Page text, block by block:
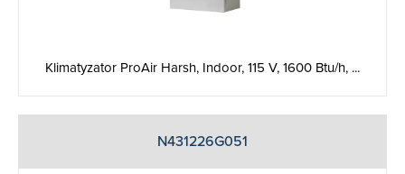
Klimatyzator ProAir Harsh, Indoor, 115 V, 1600 Btu/h, ...
N431226G051